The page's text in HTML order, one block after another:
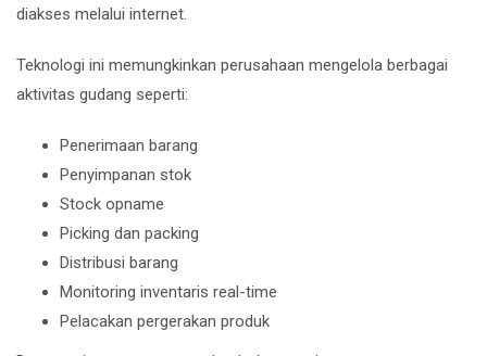
diakses melalui internet.
Teknologi ini memungkinkan perusahaan mengelola berbagai
aktivitas gudang seperti:
Penerimaan barang
Penyimpanan stok
Stock opname
Picking dan packing
Distribusi barang
Monitoring inventaris real-time
Pelacakan pergerakan produk